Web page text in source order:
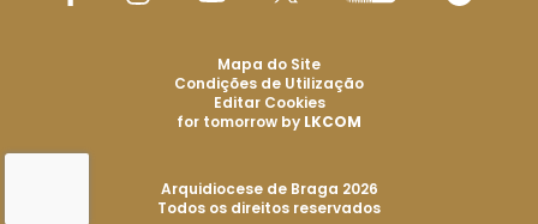
Arquidiocese de Braga 2026
Todos os direitos reservados
Mapa do Site
Condições de Utilização
Editar Cookies
for tomorrow by LKCOM